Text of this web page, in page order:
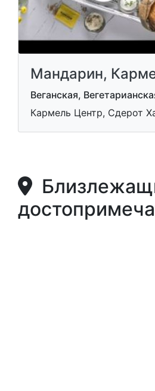
Мандарин,
Веганская,
Кармель Центр, Сдерот